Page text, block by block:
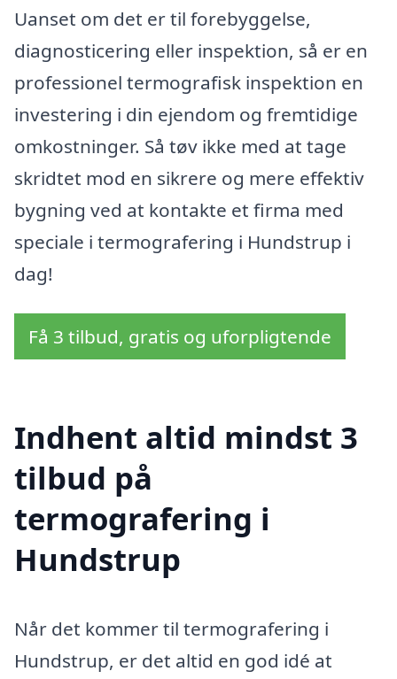
Uanset om det er til forebyggelse,
diagnosticering eller inspektion, så er en
professionel termografisk inspektion en
investering i din ejendom og fremtidige
omkostninger. Så tøv ikke med at tage
skridtet mod en sikrere og mere effektiv
bygning ved at kontakte et firma med
speciale i termografering i Hundstrup i
dag!
Få 3 tilbud, gratis og uforpligtende
Indhent altid mindst 3
tilbud på
termografering i
Hundstrup
Når det kommer til termografering i
Hundstrup, er det altid en god idé at